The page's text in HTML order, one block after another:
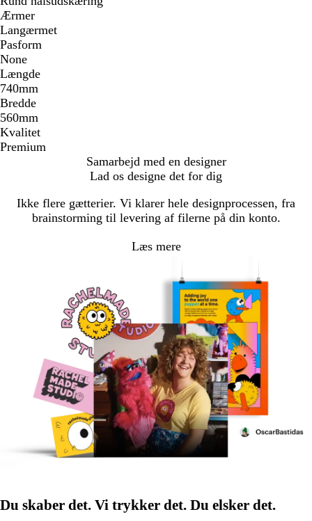
Ærmer
Langærmet
Pasform
None
Længde
740mm
Bredde
560mm
Kvalitet
Premium
Samarbejd med en designer
Lad os designe det for dig
Ikke flere gætterier. Vi klarer hele designprocessen, fra
brainstorming til levering af filerne på din konto.
Læs mere
Du skaber det. Vi trykker det. Du elsker det.